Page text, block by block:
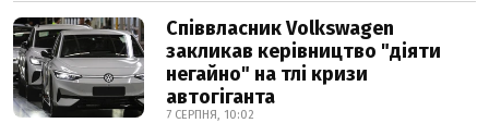
Співвласник Volkswagen
закликав керівництво "діяти
негайно" на тлі кризи
автогіганта
7 СЕРПНЯ, 10:02